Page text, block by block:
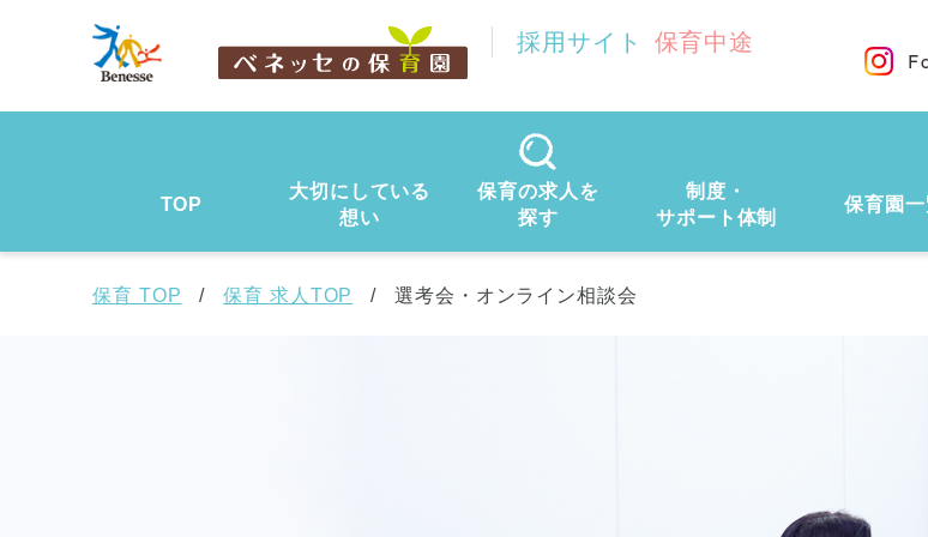
採用サイト 保育中途
TOP
大切にしている
想い
保育の求人を
探す
制度・
サポート体制
保育園
保育 TOP 保育 求人TOP 選考会・オンライン相談会